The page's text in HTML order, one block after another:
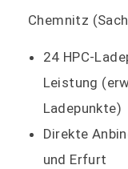
Chemnitz
24 HPC-
Leistung
Ladepunkte)
Direkte
und Erfurt